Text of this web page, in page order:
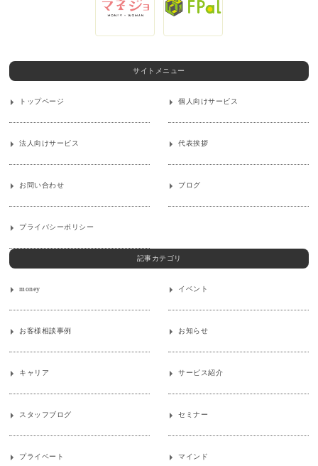
サイトメニュー
トップページ 個人向けサービス
法人向けサービス 代表挨拶
お問い合わせ ブログ
プライバシーポリシー
記事カテゴリ
money イベント
お客様相談事例 お知らせ
キャリア サービス紹介
スタッフブログ セミナー
プライベート マインド